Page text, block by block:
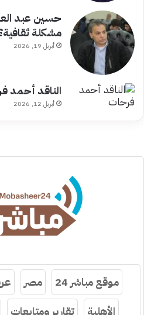
حسين عبد
مشكلة
أبريل 19, 2026
الناقد أحمد
أبريل 12, 2026
موقع مباشر 24 مصر
الأهلية
تقارير ومتابعات